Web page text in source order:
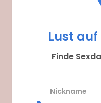
Lust auf
Finde
Nickname